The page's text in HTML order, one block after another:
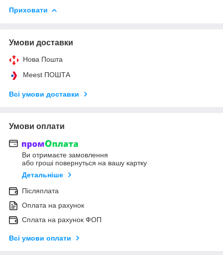
Приховати
Умови доставки
Нова Пошта
Meest ПОШТА
Всі умови доставки
Умови оплати
Ви отримаєте замовлення
або гроші повернуться на вашу картку
Детальніше
Післяплата
Оплата на рахунок
Сплата на рахунок ФОП
Всі умови оплати